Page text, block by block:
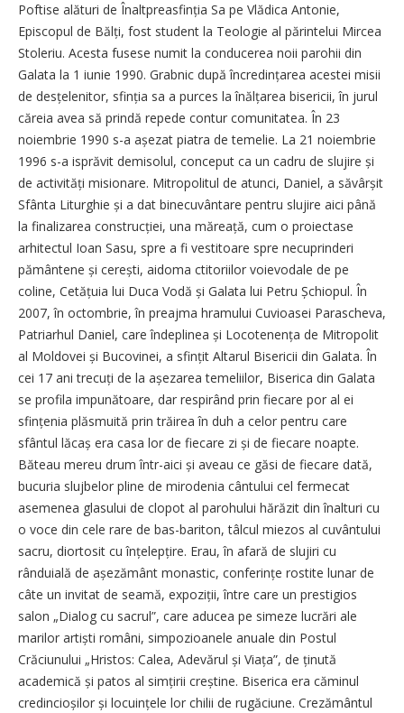
Poftise alături de Înalt­preasfinția Sa pe Vlădica Antonie,
Episcopul de Bălți, fost student la Teologie al părintelui Mircea
Stoleriu. Acesta fusese numit la conducerea noii parohii din
Galata la 1 iunie 1990. Grabnic după încredințarea acestei misii
de desțelenitor, sfinția sa a purces la înălțarea bisericii, în jurul
căreia avea să prindă repede contur comunitatea. În 23
noiembrie 1990 s-a așezat piatra de temelie. La 21 noiembrie
1996 s-a isprăvit demisolul, conceput ca un cadru de slujire și
de activități misionare. Mitropolitul de atunci, Daniel, a săvârșit
Sfânta Liturghie și a dat binecuvântare pentru slujire aici până
la finalizarea construcției, una măreață, cum o proiectase
arhitectul Ioan Sasu, spre a fi vestitoare spre necuprinderi
pământene și cerești, aidoma ctitoriilor voievodale de pe
coline, Cetățuia lui Duca Vodă și Galata lui Petru Șchiopul. În
2007, în octombrie, în preajma hramului Cuvioasei Parascheva,
Patriarhul Daniel, care îndeplinea și Locotenența de Mitropolit
al Moldovei și Bucovinei, a sfințit Altarul Bisericii din Galata. În
cei 17 ani trecuți de la așezarea temeliilor, Biserica din Galata
se profila impunătoare, dar respirând prin fiecare por al ei
sfințenia plăsmuită prin trăirea în duh a celor pentru care
sfântul lăcaș era casa lor de fiecare zi și de fiecare noapte.
Băteau mereu drum într-aici și aveau ce găsi de fiecare dată,
bucuria slujbelor pline de mirodenia cântului cel fermecat
asemenea glasului de clopot al parohului hărăzit din înalturi cu
o voce din cele rare de bas-bariton, tâlcul miezos al cuvântului
sacru, diortosit cu înțelepțire. Erau, în afară de slujiri cu
rânduială de așezământ monastic, conferințe rostite lunar de
câte un invitat de seamă, expoziții, între care un prestigios
salon „Dialog cu sacrul”, care aducea pe simeze lucrări ale
marilor artiști români, simpozioanele anuale din Postul
Crăciunului „Hristos: Calea, Adevărul și Viața”, de ținută
academică și patos al simțirii creștine. Biserica era căminul
credincioșilor și locuințele lor chilii de rugăciune. Crezământul